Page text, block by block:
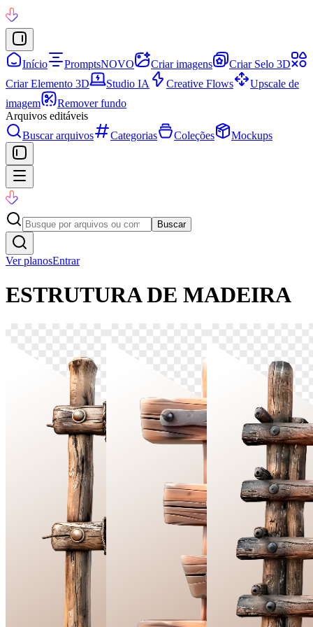
Início PromptsNOVO Criar imagens
Criar Selo 3D
Criar Elemento 3D
Studio IA Creative Flows
Upscale de
imagem
Remover fundo
Arquivos editáveis
Buscar arquivos
Categorias Coleções Mockups
Buscar
Ver planosEntrar
ESTRUTURA DE MADEIRA